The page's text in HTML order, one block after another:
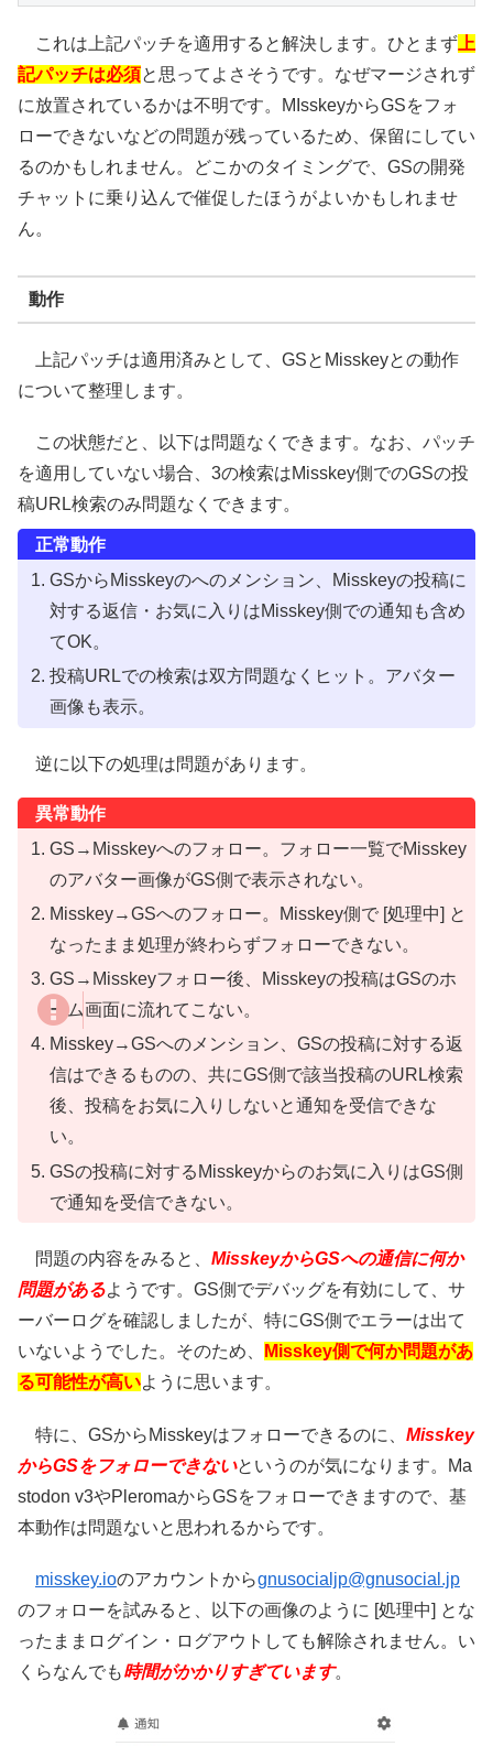
これは上記パッチを適用すると解決します。ひとまず 上
記パッチは必須と思ってよさそうです。なぜマージされず
に放置されているかは不明です。MIsskeyからGSをフォ
ローできないなどの問題が残っているため、保留にしてい
るのかもしれません。どこかのタイミングで、GSの開発
チャットに乗り込んで催促したほうがよいかもしれませ
ん。
動作
上記パッチは適用済みとして、GSとMisskeyとの動作
について整理します。
この状態だと、以下は問題なくできます。なお、パッチ
を適用していない場合、3の検索はMisskey側でのGSの投
稿URL検索のみ問題なくできます。
正常動作
GSからMisskeyのへのメンション、Misskeyの投稿に
対する返信・お気に入りはMisskey側での通知も含め
てOK。
投稿URLでの検索は双方問題なくヒット。アバター
画像も表示。
逆に以下の処理は問題があります。
異常動作
GS→Misskeyへのフォロー。フォロー一覧でMisskey
のアバター画像がGS側で表示されない。
Misskey→GSへのフォロー。Misskey側で [処理中] と
なったまま処理が終わらずフォローできない。
GS→Misskeyフォロー後、Misskeyの投稿はGSのホ
ーム画面に流れてこない。
Misskey→GSへのメンション、GSの投稿に対する返
信はできるものの、共にGS側で該当投稿のURL検索
後、投稿をお気に入りしないと通知を受信できな
い。
GSの投稿に対するMisskeyからのお気に入りはGS側
で通知を受信できない。
問題の内容をみると、 MisskeyからGSへの通信に何か
問題があるようです。GS側でデバッグを有効にして、サ
ーバーログを確認しましたが、特にGS側でエラーは出て
いないようでした。そのため、
Misskey側で何か問題があ
る可能性が高いように思います。
特に、GSからMisskeyはフォローできるのに、 Misskey
からGSをフォローできないというのが気になります。Ma
stodon v3やPleromaからGSをフォローできますので、基
本動作は問題ないと思われるからです。
misskey.ioのアカウントからgnusocialjp@gnusocial.jp
のフォローを試みると、以下の画像のように [処理中] とな
ったままログイン・ログアウトしても解除されません。い
くらなんでも時間がかかりすぎています。